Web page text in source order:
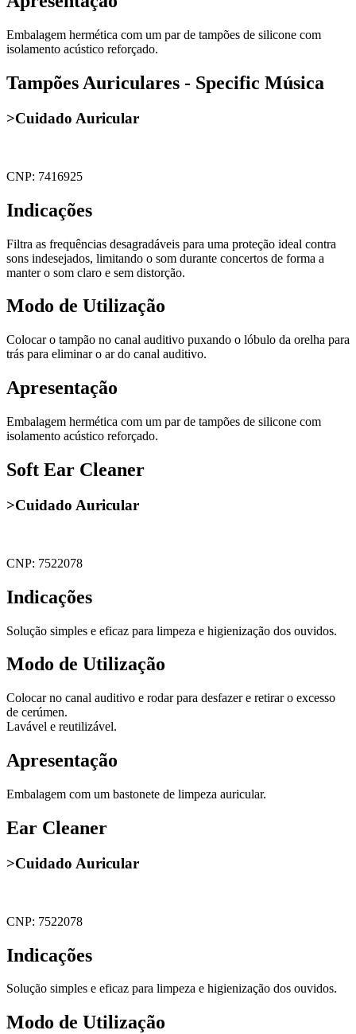
Embalagem hermética com um par de tampões de silicone com
isolamento acústico reforçado.
Tampões Auriculares - Specific Música
>Cuidado Auricular
CNP: 7416925
Indicações
Filtra as frequências desagradáveis para uma proteção ideal contra
sons indesejados, limitando o som durante concertos de forma a
manter o som claro e sem distorção.
Modo de Utilização
Colocar o tampão no canal auditivo puxando o lóbulo da orelha para
trás para eliminar o ar do canal auditivo.
Apresentação
Embalagem hermética com um par de tampões de silicone com
isolamento acústico reforçado.
Soft Ear Cleaner
>Cuidado Auricular
CNP: 7522078
Indicações
Solução simples e eficaz para limpeza e higienização dos ouvidos.
Modo de Utilização
Colocar no canal auditivo e rodar para desfazer e retirar o excesso
de cerúmen.
Lavável e reutilizável.
Apresentação
Embalagem com um bastonete de limpeza auricular.
Ear Cleaner
>Cuidado Auricular
CNP: 7522078
Indicações
Solução simples e eficaz para limpeza e higienização dos ouvidos.
Modo de Utilização